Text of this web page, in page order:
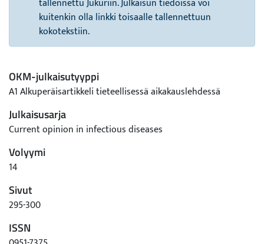
tallennettu Jukuriin. Julkaisun tiedoissa voi
kuitenkin olla linkki toisaalle tallennettuun
kokotekstiin.
OKM-julkaisutyyppi
A1 Alkuperäisartikkeli tieteellisessä aikakauslehdessä
Julkaisusarja
Current opinion in infectious diseases
Volyymi
14
Sivut
295-300
ISSN